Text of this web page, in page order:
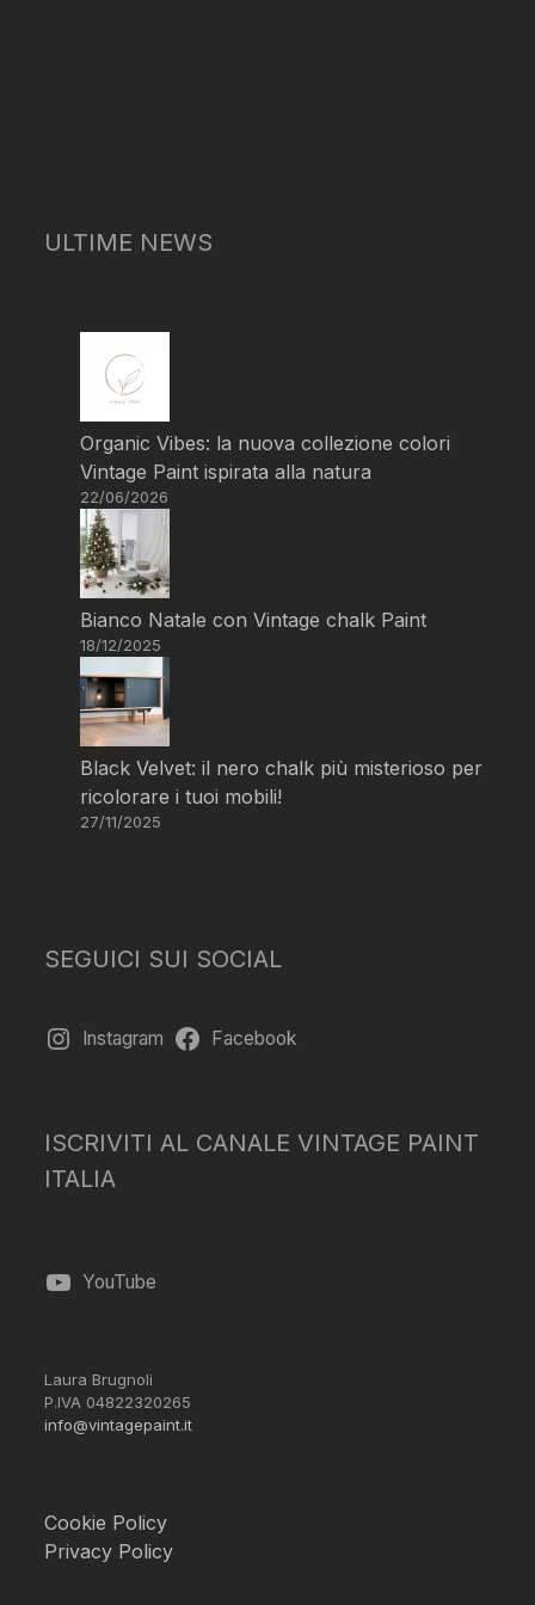
ULTIME NEWS
Organic Vibes: la nuova collezione colori
Vintage Paint ispirata alla natura
22/06/2026
Bianco Natale con Vintage chalk Paint
18/12/2025
Black Velvet: il nero chalk più misterioso per
ricolorare i tuoi mobili!
27/11/2025
SEGUICI SUI SOCIAL
Instagram Facebook
ISCRIVITI AL CANALE VINTAGE PAINT
ITALIA
YouTube
Laura Brugnoli
P.IVA 04822320265
info@vintagepaint.it
Cookie Policy
Privacy Policy